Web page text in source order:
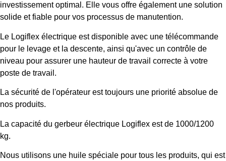
investissement optimal. Elle vous offre également une solution
solide et fiable pour vos processus de manutention.
Le Logiflex électrique est disponible avec une télécommande
pour le levage et la descente, ainsi qu'avec un contrôle de
niveau pour assurer une hauteur de travail correcte à votre
poste de travail.
La sécurité de l'opérateur est toujours une priorité absolue de
nos produits.
La capacité du gerbeur électrique Logiflex est de 1000/1200
kg.
Nous utilisons une huile spéciale pour tous les produits, qui est